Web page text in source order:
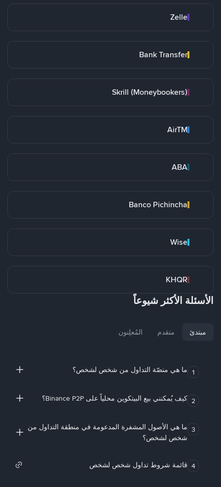
Zelle
Bank Transfer
Skrill (Moneybookers)
AirTM
ABA
Banco Pichincha
Wise
KHQR
الأسئلة الأكثر شيوعاً
مبتدئ متقدم المُعلِنون
1 ما هي منصّة التداول من شخص لشخص؟
2 كيف يُمكنني بيع البيتكوين محلياً على Binance P2P؟
3 ما هي الأصول المشفرة المدعومة في منطقة التداول من
شخص لشخص؟
4 قائمة شروط تداول شخص لشخص